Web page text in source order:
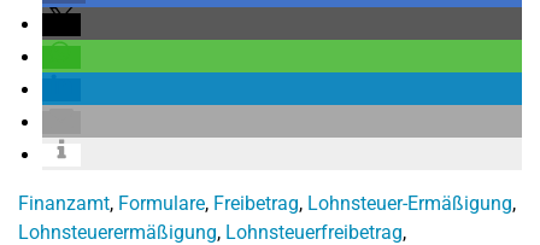
Finanzamt, Formulare, Freibetrag, Lohnsteuer-Ermäßigung,
Lohnsteuerermäßigung, Lohnsteuerfreibetrag,